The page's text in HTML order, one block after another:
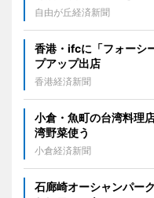
自由が丘経済新聞
香港・ifcに「フォーシ
プアップ出店
香港経済新聞
小倉・魚町の台湾料理
湾野菜使う
小倉経済新聞
石廊崎オーシャンパー